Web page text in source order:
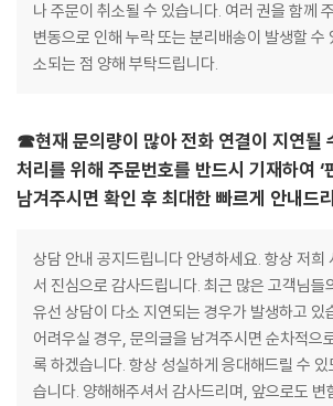
나 주문이 취소될 수 있습니다. 여러 권을 함께
변동으로 인해 누락 또는 분리배송이 발생할 수
소되는 점 양해 부탁드립니다.
☎현재 문의량이 많아 전화 연결이 지연될
처리를 위해 주문번호를 반드시 기재하여 ‘
남겨주시면 확인 후 최대한 빠르게 안내
상담 안내 공지드립니다 안녕하세요. 항상 저희
서 진심으로 감사드립니다. 최근 많은 고객님들
유선 상담이 다소 지연되는 경우가 발생하고 있
어려우실 경우, 문의글을 남겨주시면 순차적으
록 하겠습니다. 항상 성실하게 응대해드릴 수
습니다. 양해해주셔서 감사드리며, 앞으로도 변